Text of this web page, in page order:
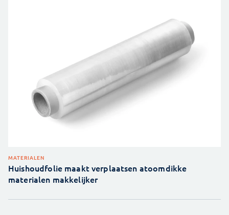
MATERIALEN
Huishoudfolie maakt verplaatsen atoomdikke
materialen makkelijker